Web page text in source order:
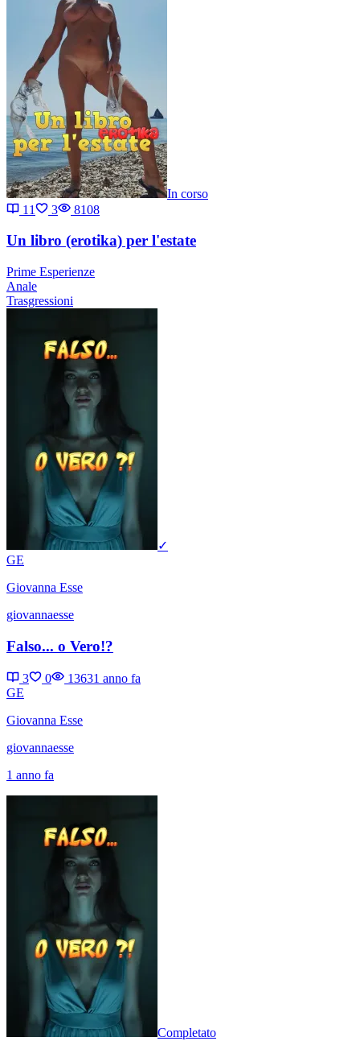
In corso
11
3 8108
Un libro (erotika) per l'estate
Prime Esperienze
Anale
Trasgressioni
✓
GE
Giovanna Esse
giovannaesse
Falso... o Vero!?
3 0 13631 anno fa
GE
Giovanna Esse
giovannaesse
1 anno fa
Completato